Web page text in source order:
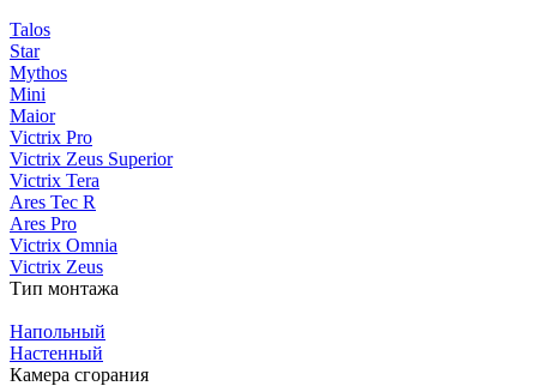
Talos
Star
Mythos
Mini
Maior
Victrix Pro
Victrix Zeus Superior
Victrix Tera
Ares Tec R
Ares Pro
Victrix Omnia
Victrix Zeus
Тип монтажа
Напольный
Настенный
Камера сгорания